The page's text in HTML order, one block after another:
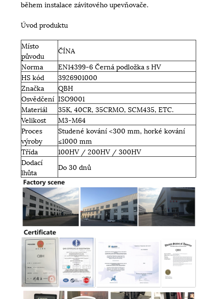
během instalace závitového upevňovače.
Úvod produktu
Místo
původu
ČÍNA
Norma
EN14399-6 Černá podložka s HV
HS kód
3926901000
Značka
QBH
Osvědčení ISO9001
Materiál
35K, 40CR, 35CRMO, SCM435, ETC.
Velikost
M3-M64
Proces
výroby
Studené kování <300 mm, horké kování
≤1000 mm
Třída
100HV / 200HV / 300HV
Dodací
lhůta
Do 30 dnů